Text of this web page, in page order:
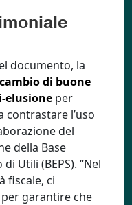
documento, la
di buone
elusione per
l’uso
del
della Base
Utili (BEPS). “Nel
fiscale, ci
garantire che